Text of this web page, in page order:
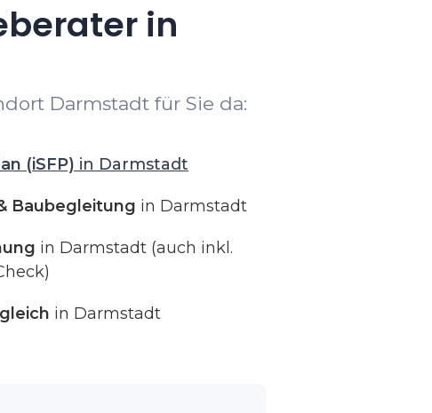
in
Darmstadt für Sie da:
(iSFP) in Darmstadt
Baubegleitung in Darmstadt
in Darmstadt (auch inkl.
in Darmstadt